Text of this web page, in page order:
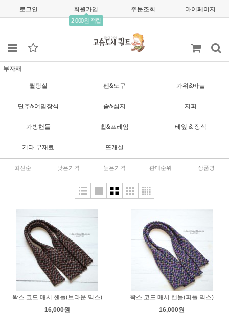
로그인 회원가입
2,000원 적립
주문조회 마이페이지
부자재
퀼팅실 펜&도구 가위&바늘
단추&여밈장식 솜&심지 지퍼
가방핸들 휠&프레임 테잎 & 장식
기타 부재료 뜨개실
최신순 낮은가격 높은가격 판매순위 상품명
왁스 코드 매시 핸들(브라운 믹스)
16,000원
왁스 코드 매시 핸들(퍼플 믹스)
16,000원